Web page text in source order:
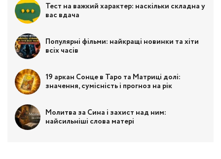
Тест на важкий характер: наскільки складна у
вас вдача
Популярні фільми: найкращі новинки та хіти
всіх часів
19 аркан Сонце в Таро та Матриці долі:
значення, сумісність і прогноз на рік
Молитва за Сина і захист над ним:
найсильніші слова матері